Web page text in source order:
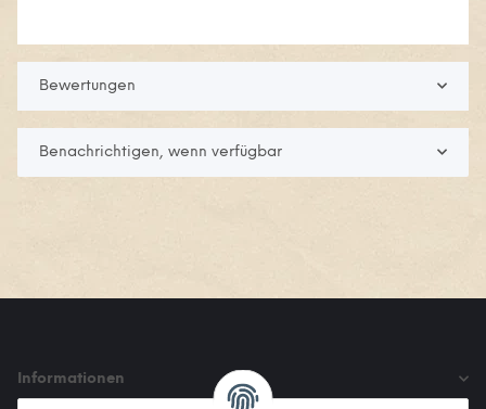
Bewertungen
Benachrichtigen, wenn verfügbar
Informationen